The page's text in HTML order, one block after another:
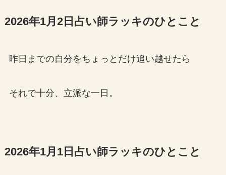
2026年1月2日占い師ラッキのひとこと
昨日までの自分をちょっとだけ追い越せたら
それで十分、立派な一日。
2026年1月1日占い師ラッキのひとこと